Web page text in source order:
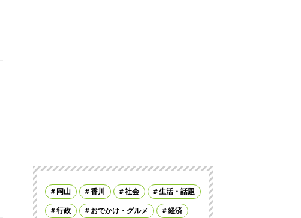
岡山 香川 社会 生活・話題
行政 おでかけ・グルメ 経済